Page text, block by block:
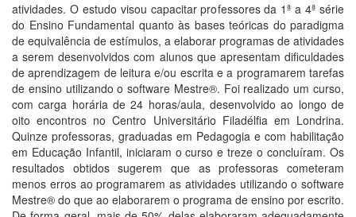
atividades. O estudo visou capacitar professores da 1ª a 4ª série
do Ensino Fundamental quanto às bases teóricas do paradigma
de equivalência de estímulos, a elaborar programas de atividades
a serem desenvolvidos com alunos que apresentam dificuldades
de aprendizagem de leitura e/ou escrita e a programarem tarefas
de ensino utilizando o software Mestre®. Foi realizado um curso,
com carga horária de 24 horas/aula, desenvolvido ao longo de
oito encontros no Centro Universitário Filadélfia em Londrina.
Quinze professoras, graduadas em Pedagogia e com habilitação
em Educação Infantil, iniciaram o curso e treze o concluíram. Os
resultados obtidos sugerem que as professoras cometeram
menos erros ao programarem as atividades utilizando o software
Mestre® do que ao elaborarem o programa de ensino por escrito.